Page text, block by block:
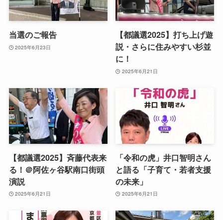
当選のご報告
2025年6月23日
【都議選2025】打ち上げ遊
説・さらに住みやすい杉並
に！
2025年6月21日
【都議選2025】斉藤代表来
る！＠阿佐ヶ谷駅南口街頭
演説
2025年6月21日
「令和の虎」井口智明さん
と語る「子育て・若者支援
の未来」
2025年6月21日